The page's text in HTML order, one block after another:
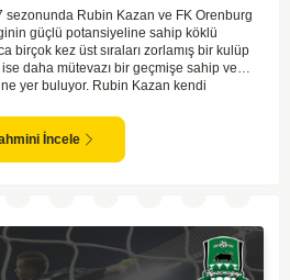
Rubin Kazan ve FK Orenburg
güçlü potansiyeline sahip köklü
birçok kez üst sıraları zorlamış bir kulüp
daha mütevazı bir geçmişe sahip ve
yer buluyor. Rubin Kazan kendi
bu maçta ev sahibi ekibin bir adım önde
İncele